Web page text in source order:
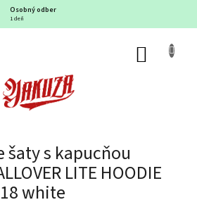
Osobný odber
1 deň
šaty s kapucňou
LITE HOODIE
white